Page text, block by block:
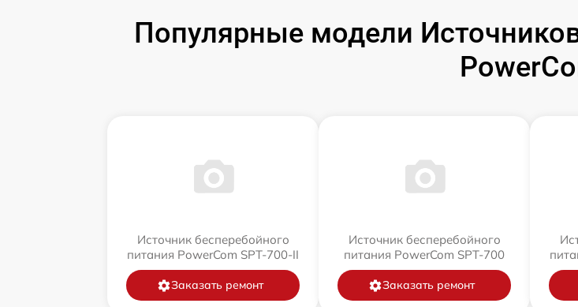
Популярные модели
Источник бесперебойного
питания PowerCom SPT-700-II
Заказать ремонт
Источник бесперебойного
питания PowerCom SPT-700
Заказать ремонт